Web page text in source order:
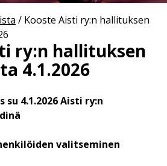
/ Kooste Aisti ry:n hallituksen
ry:n hallituksen
4.1.2026
4.1.2026 Aisti ry:n
valitseminen